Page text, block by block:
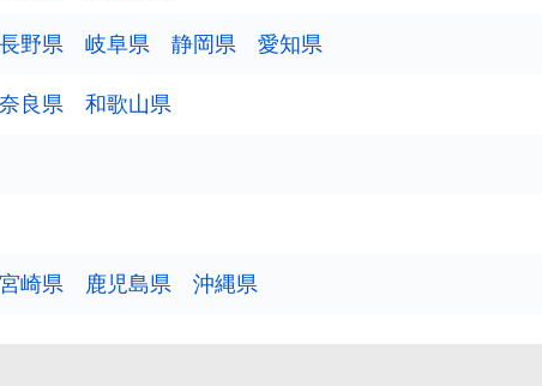
長野県 岐阜県 静岡県 愛知県
奈良県 和歌山県
宮崎県 鹿児島県 沖縄県